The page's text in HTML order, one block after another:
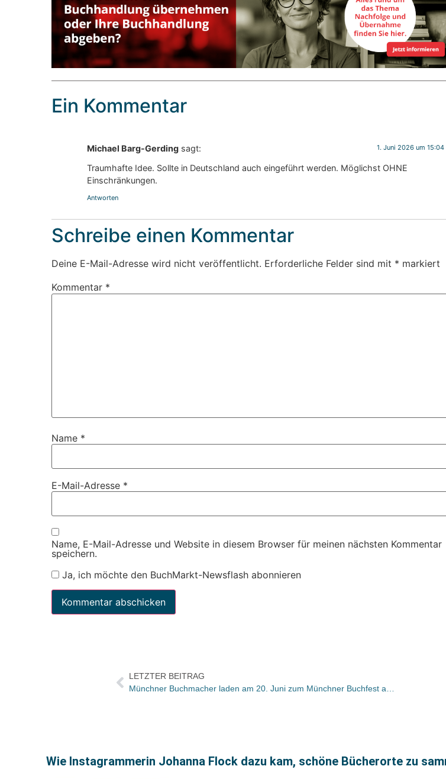
Ein Kommentar
Michael Barg-Gerding sagt: 1. Juni 2026 um 15:04
Traumhafte Idee. Sollte in Deutschland auch eingeführt werden. Möglichst OHNE
Einschränkungen.
Antworten
Schreibe einen Kommentar
Deine E-Mail-Adresse wird nicht veröffentlicht. Erforderliche Felder sind mit * markiert
Kommentar *
Name *
E-Mail-Adresse *
Name, E-Mail-Adresse und Website in diesem Browser für meinen nächsten Kommentar
speichern.
Ja, ich möchte den BuchMarkt-Newsflash abonnieren
LETZTER BEITRAG
Wie Instagrammerin Johanna Flock dazu kam, schöne Bücherorte zu